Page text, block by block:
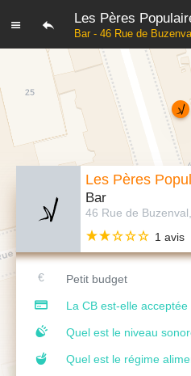
Les Pères
Bar - 46 Rue de
Les Pères
Bar
46 Rue de
1 avis
Petit budget
La CB est-elle acceptée
Quel est le niveau
Quel est le régime